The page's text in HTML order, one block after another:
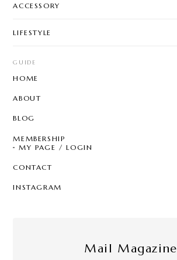
ACCESSORY
LIFESTYLE
GUIDE
HOME
ABOUT
BLOG
MEMBERSHIP
MY PAGE / LOGIN
CONTACT
INSTAGRAM
Mail Magazine